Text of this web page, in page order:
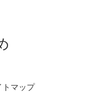
トマップ